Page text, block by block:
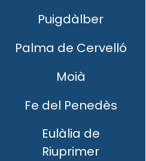
Puigdàlber
Palma de Cervelló
Moià
Fe del Penedès
Eulàlia de
Riuprimer